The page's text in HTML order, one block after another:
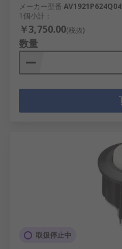
メーカー型番 AV1921P624Q04
1個小計：
￥3,750.00(税抜)
数量
取扱停止中